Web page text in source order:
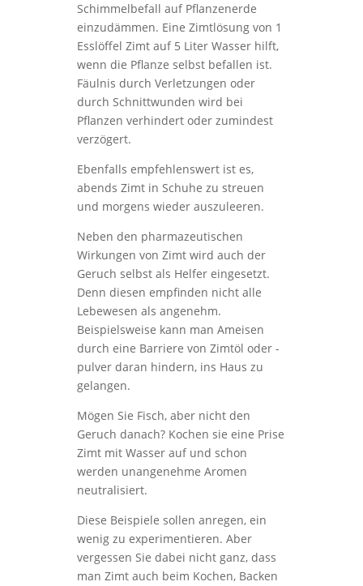
Schimmelbefall auf Pflanzenerde
einzudämmen. Eine Zimtlösung von 1
Esslöffel Zimt auf 5 Liter Wasser hilft,
wenn die Pflanze selbst befallen ist.
Fäulnis durch Verletzungen oder
durch Schnittwunden wird bei
Pflanzen verhindert oder zumindest
verzögert.
Ebenfalls empfehlenswert ist es,
abends Zimt in Schuhe zu streuen
und morgens wieder auszuleeren.
Neben den pharmazeutischen
Wirkungen von Zimt wird auch der
Geruch selbst als Helfer eingesetzt.
Denn diesen empfinden nicht alle
Lebewesen als angenehm.
Beispielsweise kann man Ameisen
durch eine Barriere von Zimtöl oder -
pulver daran hindern, ins Haus zu
gelangen.
Mögen Sie Fisch, aber nicht den
Geruch danach? Kochen sie eine Prise
Zimt mit Wasser auf und schon
werden unangenehme Aromen
neutralisiert.
Diese Beispiele sollen anregen, ein
wenig zu experimentieren. Aber
vergessen Sie dabei nicht ganz, dass
man Zimt auch beim Kochen, Backen